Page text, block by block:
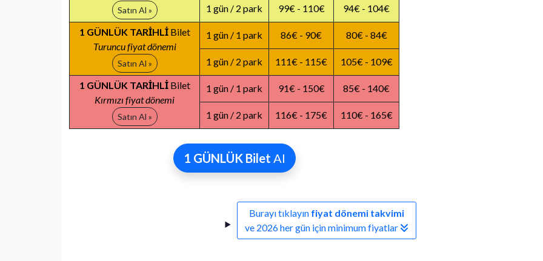
Satın Al » 1 gün / 2 park 99€ - 110€ 94€ - 104€
1 GÜNLÜK TARİHLİBilet
Turuncu fiyat dönemi
Satın Al »
1 gün / 1 park 86€ - 90€ 80€ - 84€
1 gün / 2 park 111€ - 115€ 105€ - 109€
1 GÜNLÜK TARİHLİBilet
Kırmızı fiyat dönemi
Satın Al »
1 gün / 1 park 91€ - 150€ 85€ - 140€
1 gün / 2 park 116€ - 175€ 110€ - 165€
1 GÜNLÜK Bilet Al
Burayı tıklayın fiyat dönemi takvimi
ve 2026 her gün için minimum fiyatlar